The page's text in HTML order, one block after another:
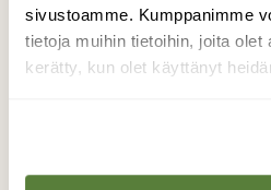
sivustoamme. Kumppanimme
tietoja muihin tietoihin, joita olet
kerätty, kun olet käyttänyt